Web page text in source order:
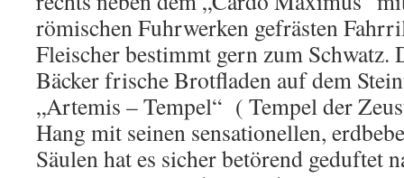
römischen Fuhrwerken gefrästen
Fleischer bestimmt gern zum Schwatz.
Bäcker frische Brotfladen auf dem
„Artemis – Tempel“ ( Tempel der
Hang mit seinen sensationellen,
Säulen hat es sicher betörend geduftet